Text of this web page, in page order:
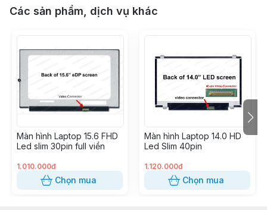
Các sản phẩm, dịch vụ khác
Màn hình Laptop 15.6 FHD
Led slim 30pin full viền
1.010.000đ
Chọn mua
Màn hình Laptop 14.0 HD
Led Slim 40pin
1.120.000đ
Chọn mua